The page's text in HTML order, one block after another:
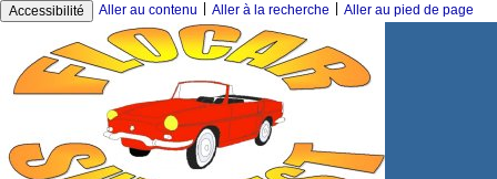
Accessibilité Aller au contenu Aller à la recherche Aller au pied de page